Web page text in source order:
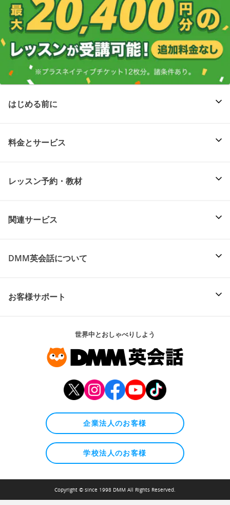
はじめる前に
料金とサービス
レッスン予約・教材
関連サービス
DMM英会話について
お客様サポート
世界中とおしゃべりしよう
企業法人のお客様
学校法人のお客様
Copyright © since 1998 DMM All Rights Reserved.